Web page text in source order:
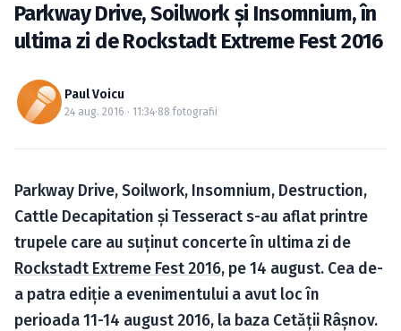
Autentificare
Parkway Drive, Soilwork şi Insomnium, în
ultima zi de Rockstadt Extreme Fest 2016
Paul Voicu
24 aug. 2016 · 11:34·88 fotografii
Parkway Drive, Soilwork, Insomnium, Destruction,
Cattle Decapitation şi Tesseract s-au aflat printre
trupele care au suţinut concerte în ultima zi de
Rockstadt Extreme Fest 2016, pe 14 august. Cea de-
a patra ediţie a evenimentului a avut loc în
perioada 11-14 august 2016, la baza Cetăţii Râşnov.